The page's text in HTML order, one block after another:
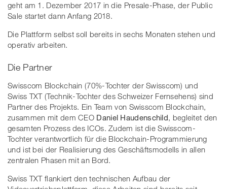
geht am 1. Dezember 2017 in die Presale-Phase, der Public
Sale startet dann Anfang 2018.
Die Plattform selbst soll bereits in sechs Monaten stehen und
operativ arbeiten.
Die Partner
Swisscom Blockchain (70%-Tochter der Swisscom) und
Swiss TXT (Technik-Tochter des Schweizer Fernsehens) sind
Partner des Projekts. Ein Team von Swisscom Blockchain,
zusammen mit dem CEO Daniel Haudenschild, begleitet den
gesamten Prozess des ICOs. Zudem ist die Swisscom-
Tochter verantwortlich für die Blockchain-Programmierung
und ist bei der Realisierung des Geschäftsmodells in allen
zentralen Phasen mit an Bord.
Swiss TXT flankiert den technischen Aufbau der